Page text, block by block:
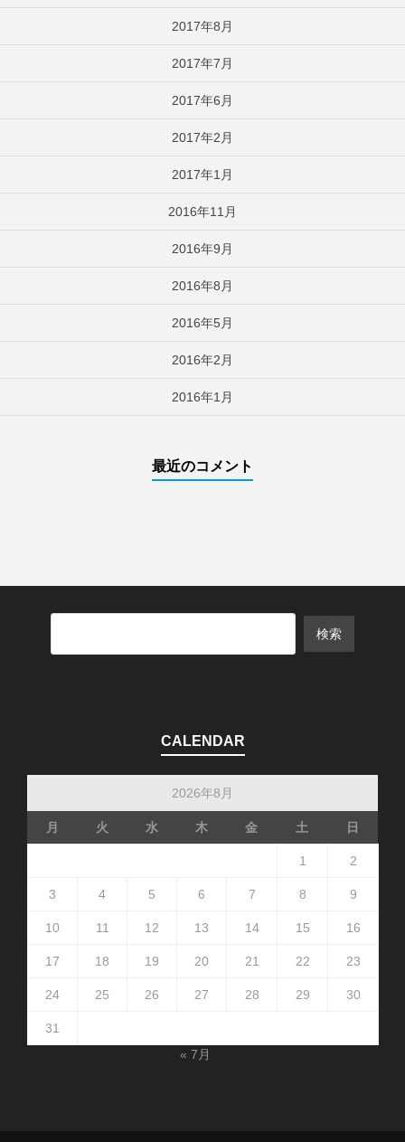
2017年8月
2017年7月
2017年6月
2017年2月
2017年1月
2016年11月
2016年9月
2016年8月
2016年5月
2016年2月
2016年1月
最近のコメント
CALENDAR
2026年8月
月 火 水 木 金 土 日
1 2
3 4 5 6 7 8 9
10 11 12 13 14 15 16
17 18 19 20 21 22 23
24 25 26 27 28 29 30
31
« 7月